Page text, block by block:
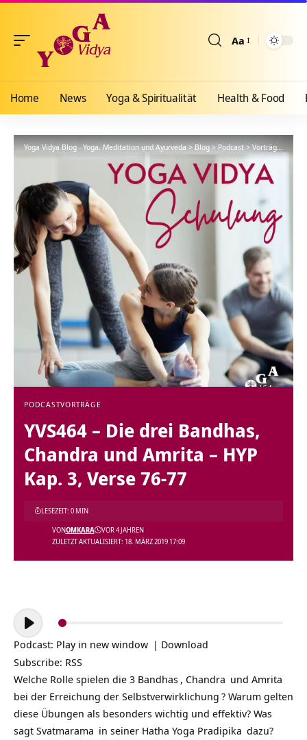
Aa
Home News Yoga & Spiritualität Health & Food
Yoga Vidya Blog - Yoga, Meditation und Ayurveda>Blog>Podcast>Vorträge >
PODCASTVORTRÄGE
YVS464 – Die drei Bandhas,
Chandra und Amrita – HYP
Kap. 3, Verse 76-77
ZULETZT AKTUALISIERT: 18. MÄRZ 2019 17:09
VONOMKARA VOR 4 JAHREN
LESEZEIT: 0 MIN
Audio-
Player
Podcast: Play in new window | Download
Subscribe: RSS
Welche Rolle spielen die 3 Bandhas , Chandra und Amrita
bei der Erreichung der Selbstverwirklichung ? Warum gelten
diese Übungen als besonders wichtig und effektiv? Was
sagt Svatmarama in seiner Hatha Yoga Pradipika dazu?